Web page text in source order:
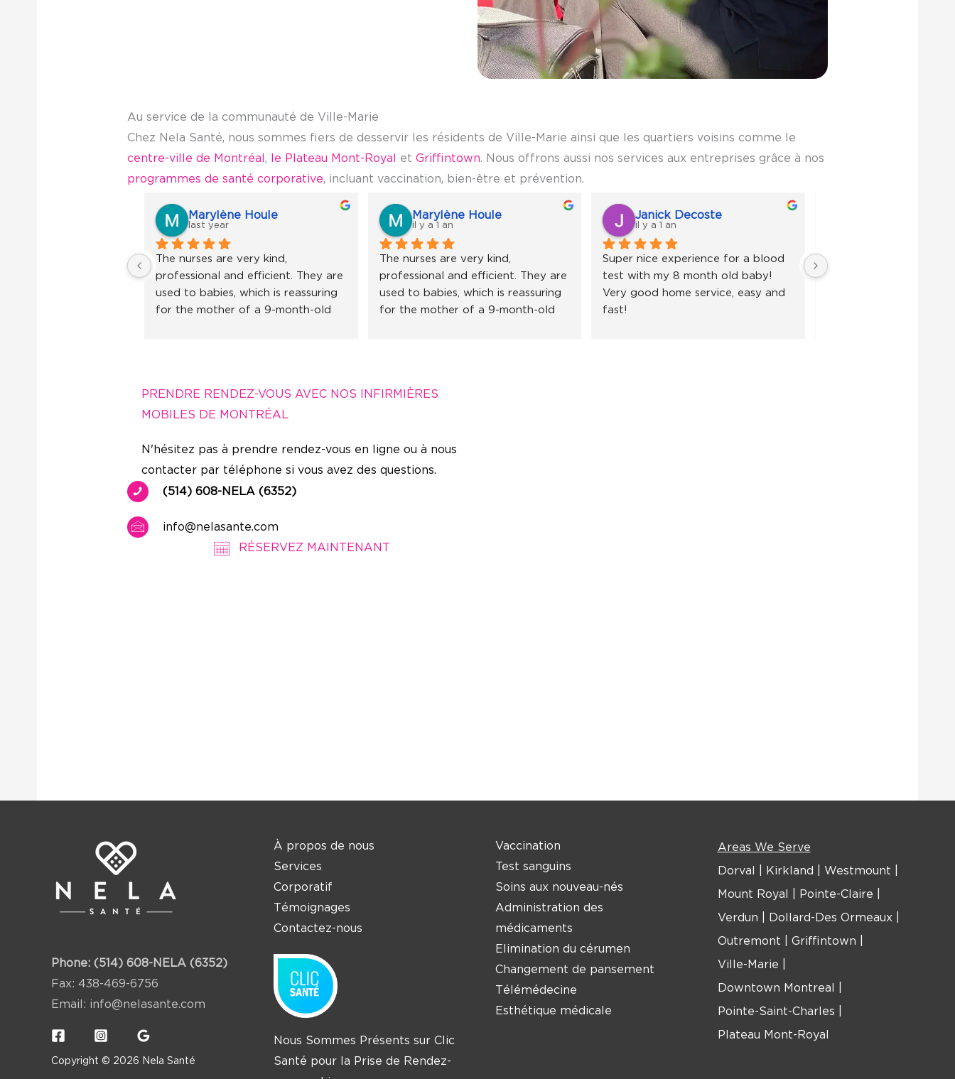
Au service de la communauté de Ville-Marie
Chez Nela Santé, nous sommes fiers de desservir les résidents de Ville-Marie ainsi que les quartiers voisins comme le
centre-ville de Montréal , le Plateau Mont-Royal et Griffintown. Nous offrons aussi nos services aux entreprises grâce à nos
programmes de santé corporative, incluant vaccination, bien-être et prévention.
Marylène Houle
last year
The nurses are very kind,
professional and efficient. They are
used to babies, which is reassuring
for the mother of a 9-month-old
Marylène Houle
il y a 1 an
The nurses are very kind,
professional and efficient. They are
used to babies, which is reassuring
for the mother of a 9-month-old
Janick Decoste
il y a 1 an
Super nice experience for a blood
test with my 8 month old baby!
Very good home service, easy and
fast!
Super nice experience
PRENDRE RENDEZ-VOUS AVEC NOS INFIRMIÈRES
MOBILES DE MONTRÉAL
N'hésitez pas à prendre rendez-vous en ligne ou à nous
contacter par téléphone si vous avez des questions.
(514) 608-NELA (6352)
info@nelasante.com
RÉSERVEZ MAINTENANT
Phone: (514) 608-NELA (6352)
Fax: 438-469-6756
Email: info@nelasante.com
Copyright © 2026 Nela Santé
À propos de nous
Services
Corporatif
Témoignages
Contactez-nous
Nous Sommes Présents sur Clic
Santé pour la Prise de Rendez-
Vaccination
Test sanguins
Soins aux nouveau-nés
Administration des
médicaments
Elimination du cérumen
Changement de pansement
Télémédecine
Esthétique médicale
Areas We Serve
Dorval Kirkland Westmount
Mount Royal Pointe-Claire
Verdun Dollard-Des Ormeaux|
Outremont Griffintown
Ville-Marie
Downtown Montreal
Pointe-Saint-Charles
Plateau Mont-Royal